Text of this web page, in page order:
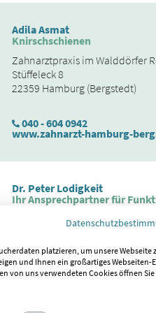
Adila Asmat
Knirschschienen
Zahnarztpraxis im Walddörfer
Stüffeleck 8
22359 Hamburg (Bergstedt)
040 - 604 0942
www.zahnarzt-hamburg-
Dr. Peter Lodigkeit
Ihr Ansprechpartner für
Zahnärzte Alstertal | Lodigkeit
22397 Hamburg (Duvenstedt)
platzieren, um unsere Webseite
und Ihnen ein großartiges Webseiten-
von uns verwendeten Cookies öffnen